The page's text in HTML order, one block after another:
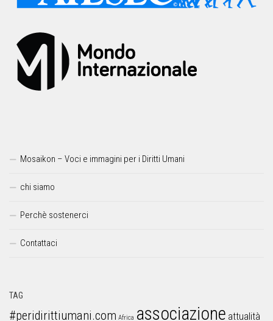
Mosaikon – Voci e immagini per i Diritti Umani
chi siamo
Perchè sostenerci
Contattaci
TAG
#peridirittiumani.com Africa associazione attualità